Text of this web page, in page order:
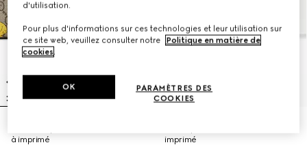
à imprimé
imprimé
d'utilisation.
Pour plus d'informations sur ces technologies et leur utilisation sur
ce site web, veuillez consulter notre
Politique en matière de
cookies.
PARAMÈTRES DES
COOKIES
OK